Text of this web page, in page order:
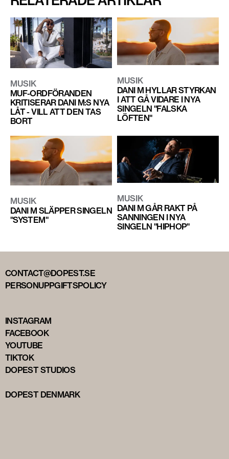
MUSIK
MUF-ORDFÖRANDEN
KRITISERAR DANI M:S NYA
LÅT - VILL ATT DEN TAS
BORT
MUSIK
DANI M HYLLAR STYRKAN
I ATT GÅ VIDARE I NYA
SINGELN "FALSKA
LÖFTEN"
MUSIK
DANI M SLÄPPER SINGELN
"SYSTEM"
MUSIK
DANI M GÅR RAKT PÅ
SANNINGEN I NYA
SINGELN "HIPHOP"
CONTACT@DOPEST.SE
PERSONUPPGIFTSPOLICY
INSTAGRAM
FACEBOOK
YOUTUBE
TIKTOK
DOPEST STUDIOS
DOPEST DENMARK